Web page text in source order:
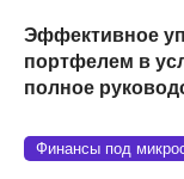
Эффективное
портфелем в
полное
Финансы под